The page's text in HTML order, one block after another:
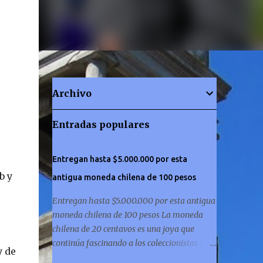
y
de
Archivo
Entradas populares
Entregan hasta $5.000.000 por esta
antigua moneda chilena de 100 pesos
Entregan hasta $5.000.000 por esta antigua
moneda chilena de 100 pesos La moneda
chilena de 20 centavos es una joya que
continúa fascinando a los coleccionistas y a